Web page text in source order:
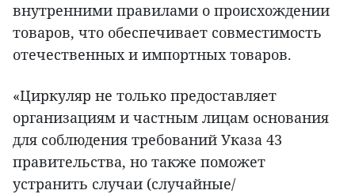
внутренними правилами о происхождении
товаров, что обеспечивает совместимость
отечественных и импортных товаров.
«Циркуляр не только предоставляет
организациям и частным лицам основания
для соблюдения требований Указа 43
правительства, но также поможет
устранить случаи (случайные/